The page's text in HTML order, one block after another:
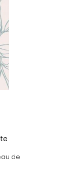
de